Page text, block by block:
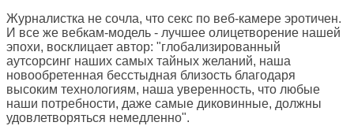
Журналистка не сочла, что секс по веб-камере эротичен.
И все же вебкам-модель - лучшее олицетворение нашей
эпохи, восклицает автор: "глобализированный
аутсорсинг наших самых тайных желаний, наша
новообретенная бесстыдная близость благодаря
высоким технологиям, наша уверенность, что любые
наши потребности, даже самые диковинные, должны
удовлетворяться немедленно".